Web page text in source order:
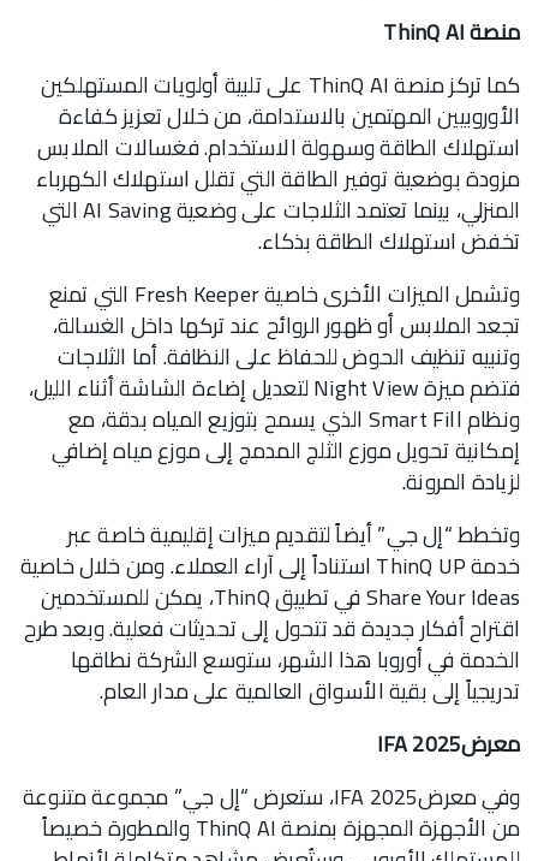
منصة ThinQ AI
كما تركز منصة ThinQ AI على تلبية أولويات المستهلكين
الأوروبيين المهتمين بالاستدامة، من خلال تعزيز كفاءة
استهلاك الطاقة وسهولة الاستخدام. فغسالات الملابس
مزودة بوضعية توفير الطاقة التي تقلل استهلاك الكهرباء
المنزلي، بينما تعتمد الثلاجات على وضعية AI Saving التي
تخفض استهلاك الطاقة بذكاء.
وتشمل الميزات الأخرى خاصية Fresh Keeper التي تمنع
تجعد الملابس أو ظهور الروائح عند تركها داخل الغسالة،
وتنبيه تنظيف الحوض للحفاظ على النظافة. أما الثلاجات
فتضم ميزة Night View لتعديل إضاءة الشاشة أثناء الليل،
ونظام Smart Fill الذي يسمح بتوزيع المياه بدقة، مع
إمكانية تحويل موزع الثلج المدمج إلى موزع مياه إضافي
لزيادة المرونة.
وتخطط “إل جي” أيضاً لتقديم ميزات إقليمية خاصة عبر
خدمة ThinQ UP استناداً إلى آراء العملاء. ومن خلال خاصية
Share Your Ideas في تطبيق ThinQ، يمكن للمستخدمين
اقتراح أفكار جديدة قد تتحول إلى تحديثات فعلية. وبعد طرح
الخدمة في أوروبا هذا الشهر، ستوسع الشركة نطاقها
تدريجياً إلى بقية الأسواق العالمية على مدار العام.
معرضIFA 2025
وفي معرضIFA 2025، ستعرض “إل جي” مجموعة متنوعة
من الأجهزة المجهزة بمنصة ThinQ AI والمطورة خصيصاً